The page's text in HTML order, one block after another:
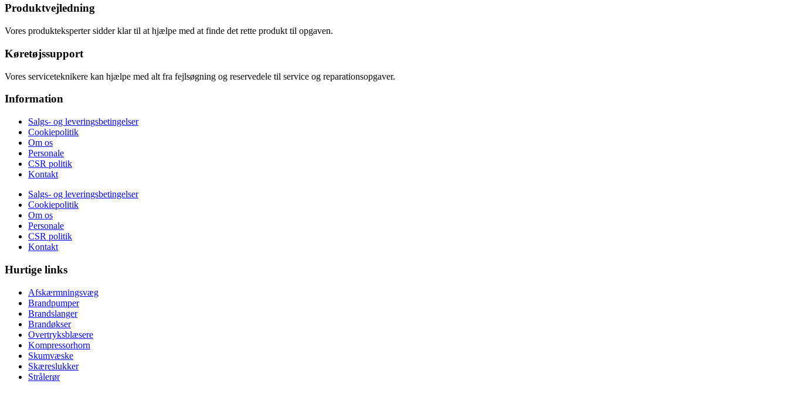
Produktvejledning
Vores produkteksperter sidder klar til at hjælpe med at finde det rette produkt til opgaven.
Køretøjssupport
Vores serviceteknikere kan hjælpe med alt fra fejlsøgning og reservedele til service og reparationsopgaver.
Information
Salgs- og leveringsbetingelser
Cookiepolitik
Om os
Personale
CSR politik
Kontakt
Salgs- og leveringsbetingelser
Cookiepolitik
Om os
Personale
CSR politik
Kontakt
Hurtige links
Afskærmningsvæg
Brandpumper
Brandslanger
Brandøkser
Overtryksblæsere
Kompressorhorn
Skumvæske
Skæreslukker
Strålerør